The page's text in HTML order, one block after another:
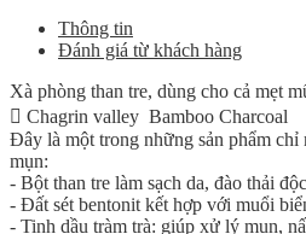
Thông tin
Đánh giá từ khách hàng
Xà phòng than tre, dùng cho cả mẹt
 Chagrin valley Bamboo Charcoal
Đây là một trong những sản phẩm chỉ
mụn:
- Bột than tre làm sạch da, đào thải
- Đất sét bentonit kết hợp với muổi
- Tinh dầu tràm trà: giúp xử lý mụn,